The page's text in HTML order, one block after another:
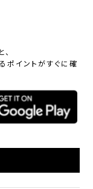
ポイントがすぐに確